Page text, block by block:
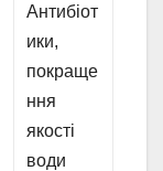
Антибіот
ики,
покраще
ння
якості
води